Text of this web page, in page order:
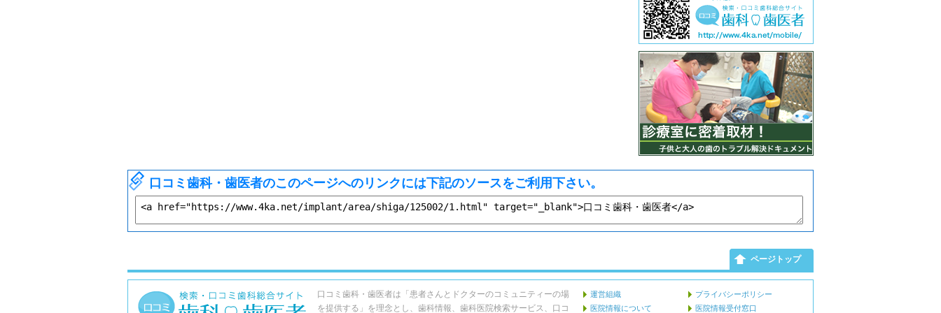
口コミ歯科・歯医者のこのページへのリンクには下記のソースをご利用下さい。
ページトップ
口コミ歯科・歯医者は「患者さんとドクターのコミュニティーの場
を提供する」を理念とし、歯科情報、歯科医院検索サービス、口コ
運営組織
プライバシーポリシー
医院情報について
医院情報受付窓口